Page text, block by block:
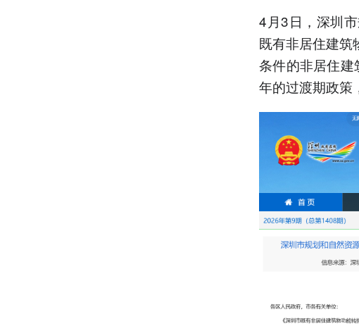
4月3日，深圳
既有非居住建筑
条件的非居住
年的过渡期政策